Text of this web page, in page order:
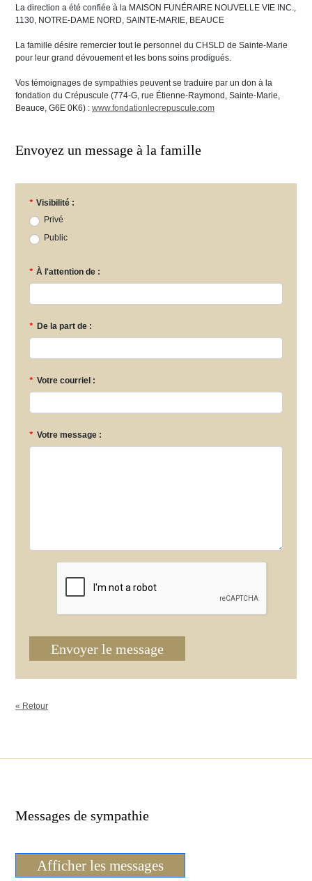
La direction a été confiée à la MAISON FUNÉRAIRE NOUVELLE VIE INC.,
1130, NOTRE-DAME NORD, SAINTE-MARIE, BEAUCE
La famille désire remercier tout le personnel du CHSLD de Sainte-Marie
pour leur grand dévouement et les bons soins prodigués.
Vos témoignages de sympathies peuvent se traduire par un don à la
fondation du Crépuscule (774-G, rue Étienne-Raymond, Sainte-Marie,
Beauce, G6E 0K6) : www.fondationlecrepuscule.com
Envoyez un message à la famille
* Visibilité :
Privé
Public
* À l'attention de :
* De la part de :
* Votre courriel :
* Votre message :
Envoyer le message
« Retour
Messages de sympathie
Afficher les messages